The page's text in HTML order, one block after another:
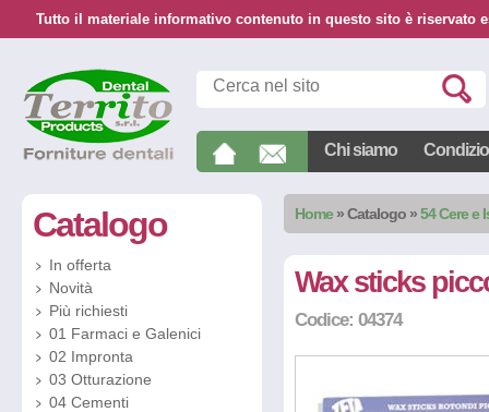
Tutto il materiale informativo contenuto in questo sito è riservato
Chi siamo
Home »Catalogo »54 Cere e
Catalogo
In offerta
Novità
Più richiesti
01 Farmaci e Galenici
02 Impronta
03 Otturazione
04 Cementi
Wax sticks
Codice: 04374